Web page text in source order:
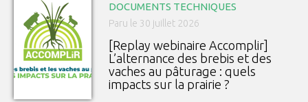
DOCUMENTS TECHNIQUES
Paru le 30 juillet 2026
[Replay webinaire Accomplir]
L’alternance des brebis et des
vaches au pâturage : quels
impacts sur la prairie ?